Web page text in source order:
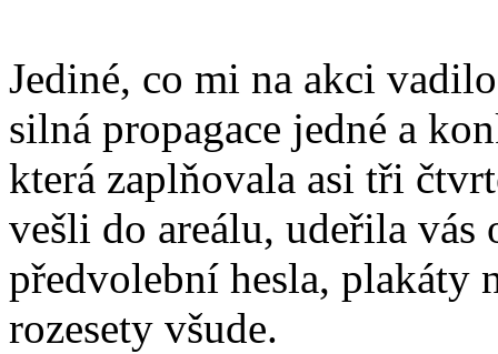
Jediné, co mi na akci
silná propagace jedné a
která zaplňovala asi tři
vešli do areálu, udeřila vás
předvolební hesla, plakáty
rozesety všude.